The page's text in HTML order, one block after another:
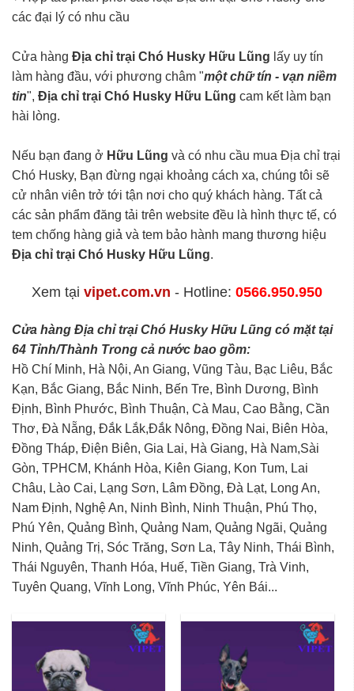
các đại lý có nhu cầu
Cửa hàng Địa chỉ trại Chó Husky Hữu Lũng lấy uy tín
làm hàng đầu, với phương châm "một chữ tín - vạn niềm
tin", Địa chỉ trại Chó Husky Hữu Lũng cam kết làm bạn
hài lòng.
Nếu bạn đang ở Hữu Lũng và có nhu cầu mua Địa chỉ trại
Chó Husky, Bạn đừng ngại khoảng cách xa, chúng tôi sẽ
cử nhân viên trở tới tận nơi cho quý khách hàng. Tất cả
các sản phẩm đăng tải trên website đều là hình thực tế, có
tem chống hàng giả và tem bảo hành mang thương hiệu
Địa chỉ trại Chó Husky Hữu Lũng.
Xem tại vipet.com.vn - Hotline: 0566.950.950
Cửa hàng Địa chỉ trại Chó Husky Hữu Lũng có mặt tại
64 Tỉnh/Thành Trong cả nước bao gồm:
Hồ Chí Minh, Hà Nội, An Giang, Vũng Tàu, Bạc Liêu, Bắc
Kạn, Bắc Giang, Bắc Ninh, Bến Tre, Bình Dương, Bình
Định, Bình Phước, Bình Thuận, Cà Mau, Cao Bằng, Cần
Thơ, Đà Nẵng, Đắk Lắk,Đắk Nông, Đồng Nai, Biên Hòa,
Đồng Tháp, Điện Biên, Gia Lai, Hà Giang, Hà Nam,Sài
Gòn, TPHCM, Khánh Hòa, Kiên Giang, Kon Tum, Lai
Châu, Lào Cai, Lạng Sơn, Lâm Đồng, Đà Lạt, Long An,
Nam Định, Nghệ An, Ninh Bình, Ninh Thuận, Phú Thọ,
Phú Yên, Quảng Bình, Quảng Nam, Quảng Ngãi, Quảng
Ninh, Quảng Trị, Sóc Trăng, Sơn La, Tây Ninh, Thái Bình,
Thái Nguyên, Thanh Hóa, Huế, Tiền Giang, Trà Vinh,
Tuyên Quang, Vĩnh Long, Vĩnh Phúc, Yên Bái...